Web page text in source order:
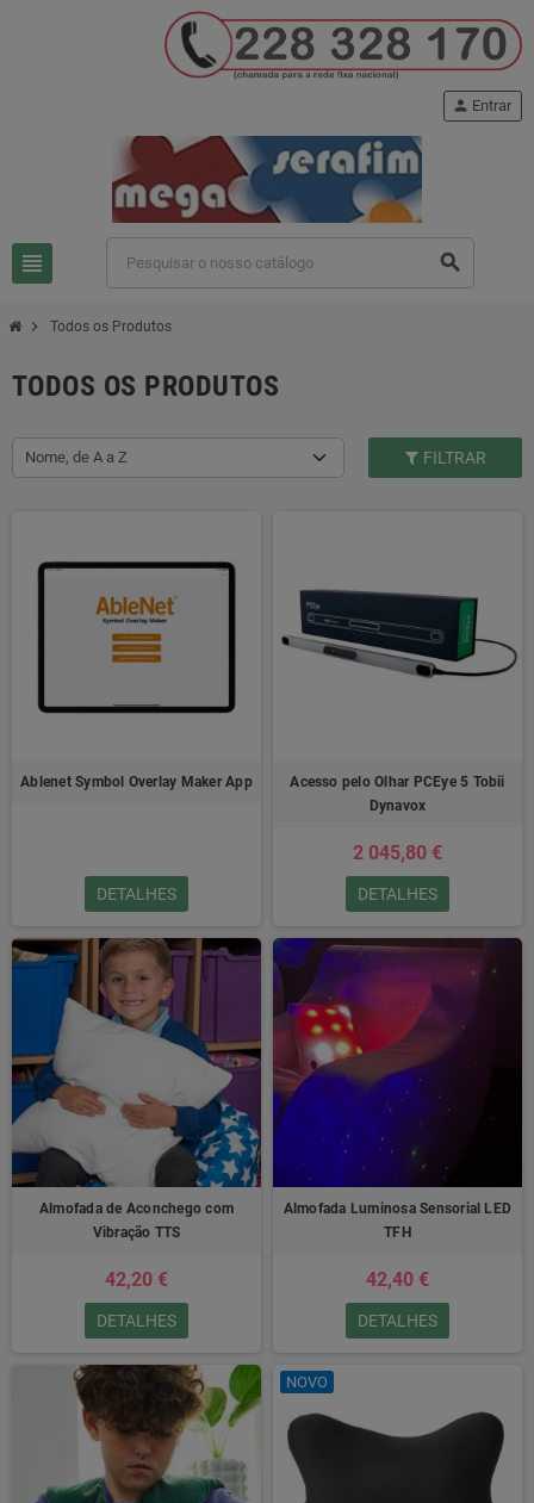
view_headline search
person Entrar
chevron_right Todos os Produtos
TODOS OS PRODUTOS
Nome, de A a Z FILTRAR
Ablenet Symbol Overlay Maker App
DETALHES
Acesso pelo Olhar PCEye 5 Tobii
Dynavox
2 045,80 €
DETALHES
Almofada de Aconchego com
Vibração TTS
42,20 €
DETALHES
Almofada Luminosa Sensorial LED
TFH
42,40 €
DETALHES
NOVO